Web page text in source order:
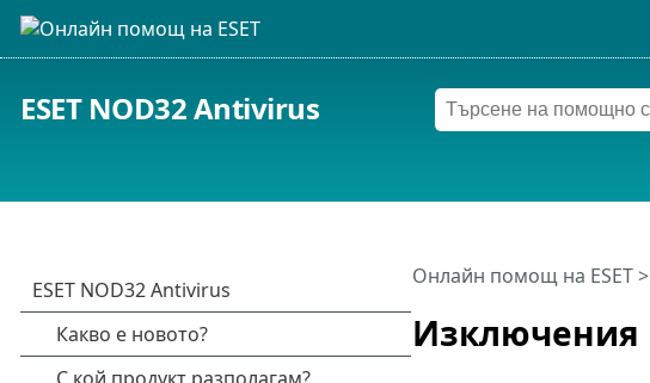
ESET NOD32 Antivirus
Изключения
Онлайн помощ на ESET>